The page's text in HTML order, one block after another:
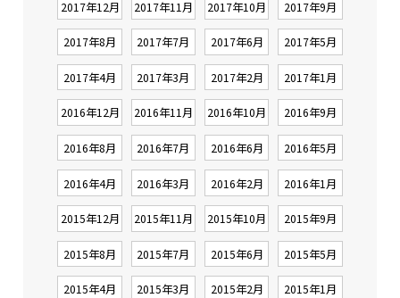
2017年12月 2017年11月 2017年10月 2017年9月
2017年8月 2017年7月 2017年6月 2017年5月
2017年4月 2017年3月 2017年2月 2017年1月
2016年12月 2016年11月 2016年10月 2016年9月
2016年8月 2016年7月 2016年6月 2016年5月
2016年4月 2016年3月 2016年2月 2016年1月
2015年12月 2015年11月 2015年10月 2015年9月
2015年8月 2015年7月 2015年6月 2015年5月
2015年4月 2015年3月 2015年2月 2015年1月